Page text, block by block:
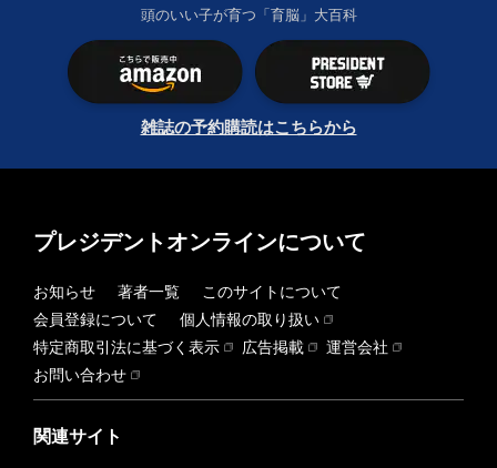
頭のいい子が育つ「育脳」大百科
雑誌の予約購読はこちらから
プレジデントオンラインについて
お知らせ 著者一覧
このサイトについて
会員登録について
個人情報の取り扱い
特定商取引法に基づく表示
広告掲載
運営会社
お問い合わせ
関連サイト